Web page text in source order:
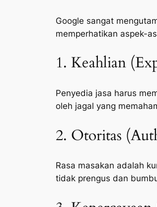
Google sangat
memperhatikan aspek-
1. Keahlian
Penyedia jasa harus
oleh jagal yang
2. Otoritas
Rasa masakan adalah
tidak prengus dan